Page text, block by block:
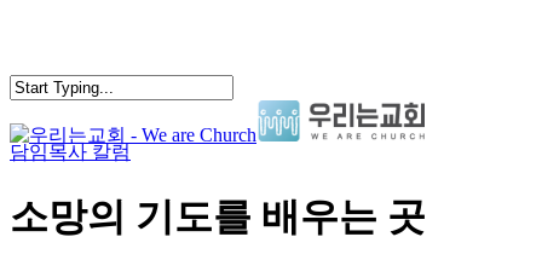
content
search
Menu
담임목사 칼럼
소망의 기도를 배우는 곳